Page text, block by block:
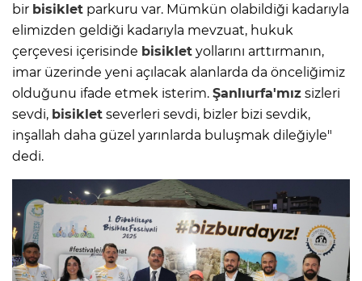
bir bisiklet parkuru var. Mümkün olabildiği kadarıyla
elimizden geldiği kadarıyla mevzuat, hukuk
çerçevesi içerisinde bisiklet yollarını arttırmanın,
imar üzerinde yeni açılacak alanlarda da önceliğimiz
olduğunu ifade etmek isterim. Şanlıurfa'mız sizleri
sevdi, bisiklet severleri sevdi, bizler bizi sevdik,
inşallah daha güzel yarınlarda buluşmak dileğiyle"
dedi.